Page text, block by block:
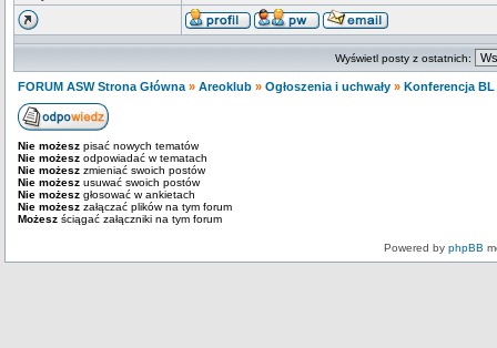
Wyświetl posty z ostatnich:
FORUM ASW Strona Główna » Areoklub » Ogłoszenia i uchwały » Konferencja BL
Nie możesz pisać nowych tematów
Nie możesz odpowiadać w tematach
Nie możesz zmieniać swoich postów
Nie możesz usuwać swoich postów
Nie możesz głosować w ankietach
Nie możesz załączać plików na tym forum
Możesz ściągać załączniki na tym forum
Powered by phpBB